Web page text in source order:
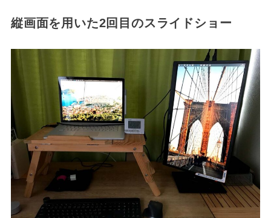
縦画面を用いた2回目のスライドショー